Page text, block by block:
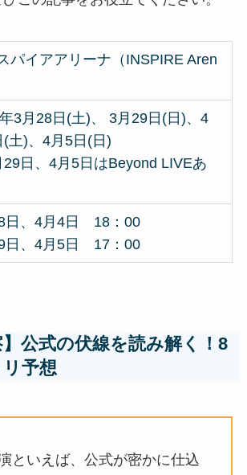
パイアアリーナ（INSPIRE Aren
3月28日(土)、 3月29日(日)、4
(土)、4月5日(日)
日、4月5日はBeyond LIVEあ
日、4月4日 18：00
日、4月5日 17：00
】公式の伏線を読み解く！8
予想
といえば、公式が密かに仕込